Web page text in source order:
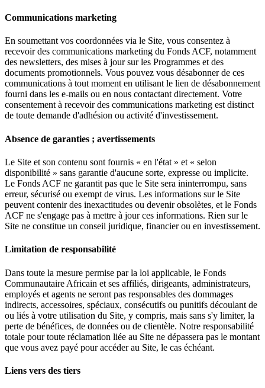
Communications marketing
En soumettant vos coordonnées via le Site, vous consentez à
recevoir des communications marketing du Fonds ACF, notamment
des newsletters, des mises à jour sur les Programmes et des
documents promotionnels. Vous pouvez vous désabonner de ces
communications à tout moment en utilisant le lien de désabonnement
fourni dans les e-mails ou en nous contactant directement. Votre
consentement à recevoir des communications marketing est distinct
de toute demande d'adhésion ou activité d'investissement.
Absence de garanties ; avertissements
Le Site et son contenu sont fournis « en l'état » et « selon
disponibilité » sans garantie d'aucune sorte, expresse ou implicite.
Le Fonds ACF ne garantit pas que le Site sera ininterrompu, sans
erreur, sécurisé ou exempt de virus. Les informations sur le Site
peuvent contenir des inexactitudes ou devenir obsolètes, et le Fonds
ACF ne s'engage pas à mettre à jour ces informations. Rien sur le
Site ne constitue un conseil juridique, financier ou en investissement.
Limitation de responsabilité
Dans toute la mesure permise par la loi applicable, le Fonds
Communautaire Africain et ses affiliés, dirigeants, administrateurs,
employés et agents ne seront pas responsables des dommages
indirects, accessoires, spéciaux, consécutifs ou punitifs découlant de
ou liés à votre utilisation du Site, y compris, mais sans s'y limiter, la
perte de bénéfices, de données ou de clientèle. Notre responsabilité
totale pour toute réclamation liée au Site ne dépassera pas le montant
que vous avez payé pour accéder au Site, le cas échéant.
Liens vers des tiers